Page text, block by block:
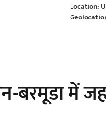
Location:
बरमूडा में